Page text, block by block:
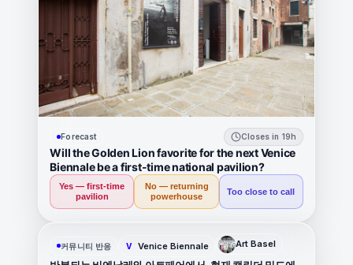
Forecast Closes in 19h
Will the Golden Lion favorite for the next Venice
Biennale be a first-time national pavilion?
Yes — first-time
pavilion
No — returning
powerhouse
Too close to call
커뮤니티 반응 V Venice Biennale Art Basel